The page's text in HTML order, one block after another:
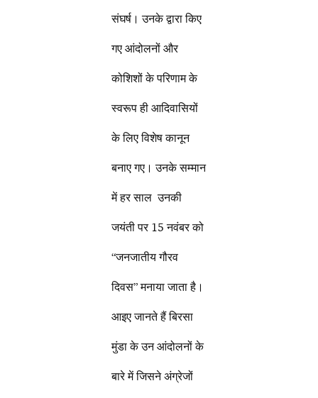
संघर्ष। उनके द्वारा किए
गए आंदोलनों और
कोशिशों के परिणाम के
स्वरूप ही आदिवासियों
के लिए विशेष कानून
बनाए गए। उनके सम्मान
में हर साल उनकी
जयंती पर 15 नवंबर को
“जनजातीय गौरव
दिवस” मनाया जाता है।
आइए जानते हैं बिरसा
मुंडा के उन आंदोलनों के
बारे में जिसने अंग्रेजों